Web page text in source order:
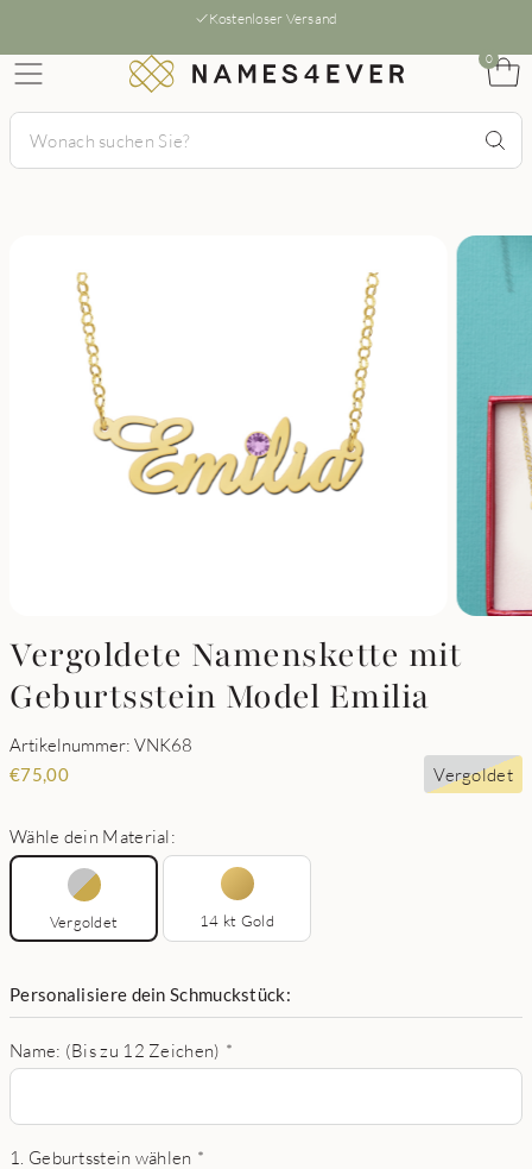
Kostenloser Versand
0
Vergoldete Namenskette mit
Geburtsstein Model Emilia
Artikelnummer: VNK68
€75,00 Vergoldet
Wähle dein Material:
Vergoldet 14 kt Gold
Personalisiere dein Schmuckstück:
Name: (Bis zu 12 Zeichen) *
1. Geburtsstein wählen *